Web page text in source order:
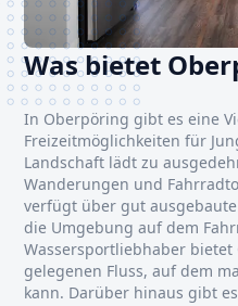
Was bietet
In Oberpöring gibt es eine
Freizeitmöglichkeiten für
Landschaft lädt zu
Wanderungen und
verfügt über gut
die Umgebung auf dem
Wassersportliebhaber
gelegenen Fluss, auf dem
kann. Darüber hinaus gibt